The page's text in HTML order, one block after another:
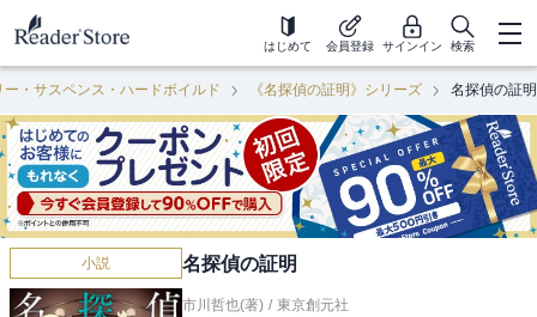
はじめて 会員登録 サインイン 検索
ー・サスペンス・ハードボイルド 《名探偵の証明》シリーズ 名探偵の証明
小説 名探偵の証明
市川哲也(著) / 東京創元社